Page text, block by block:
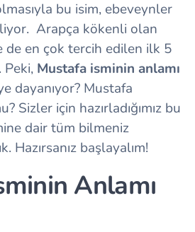
bu isim, ebeveynler
Arapça kökenli olan
de en çok tercih edilen ilk 5
Peki, Mustafa isminin anlamı
dayanıyor? Mustafa
Sizler için hazırladığımız bu
dair tüm bilmeniz
Hazırsanız başlayalım!
Anlamı